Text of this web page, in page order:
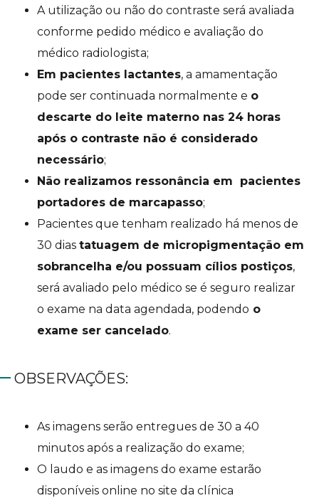
A utilização ou não do contraste será avaliada
conforme pedido médico e avaliação do
médico radiologista;
Em pacientes lactantes, a amamentação
pode ser continuada normalmente e o
descarte do leite materno nas 24 horas
após o contraste não é considerado
necessário;
Não realizamos ressonância em pacientes
portadores de marcapasso;
Pacientes que tenham realizado há menos de
30 dias tatuagem de micropigmentação em
sobrancelha e/ou possuam cílios postiços,
será avaliado pelo médico se é seguro realizar
o exame na data agendada, podendo o
exame ser cancelado.
OBSERVAÇÕES:
As imagens serão entregues de 30 a 40
minutos após a realização do exame;
O laudo e as imagens do exame estarão
disponíveis online no site da clínica